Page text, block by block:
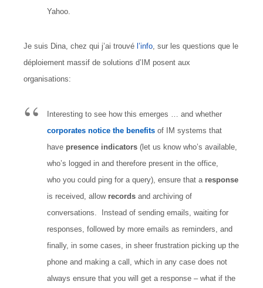
Yahoo.
Je suis Dina, chez qui j’ai trouvé l’info, sur les questions que le
déploiement massif de solutions d’IM posent aux
organisations:
Interesting to see how this emerges … and whether
corporates notice the benefits of IM systems that
have presence indicators (let us know who’s available,
who’s logged in and therefore present in the office,
who you could ping for a query), ensure that a response
is received, allow records and archiving of
conversations. Instead of sending emails, waiting for
responses, followed by more emails as reminders, and
finally, in some cases, in sheer frustration picking up the
phone and making a call, which in any case does not
always ensure that you will get a response – what if the